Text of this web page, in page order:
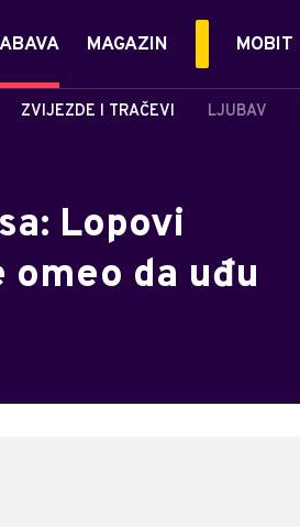
ZVIJEZDE I TRAČEVI LJUBAV
MAGAZIN MOBIT
Lopovi
da uđu